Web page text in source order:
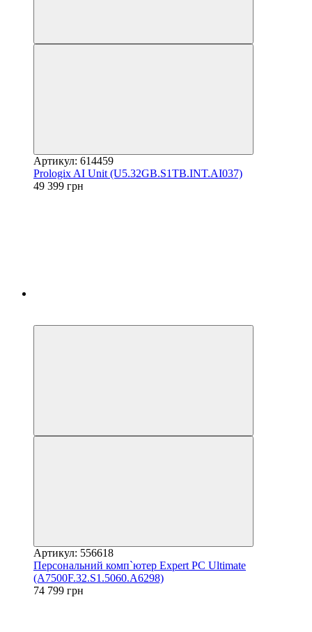
Артикул: 614459
Prologix AI Unit (U5.32GB.S1TB.INT.AI037)
49 399 грн
Артикул: 556618
Персональний комп`ютер Expert PC Ultimate
(A7500F.32.S1.5060.A6298)
74 799 грн